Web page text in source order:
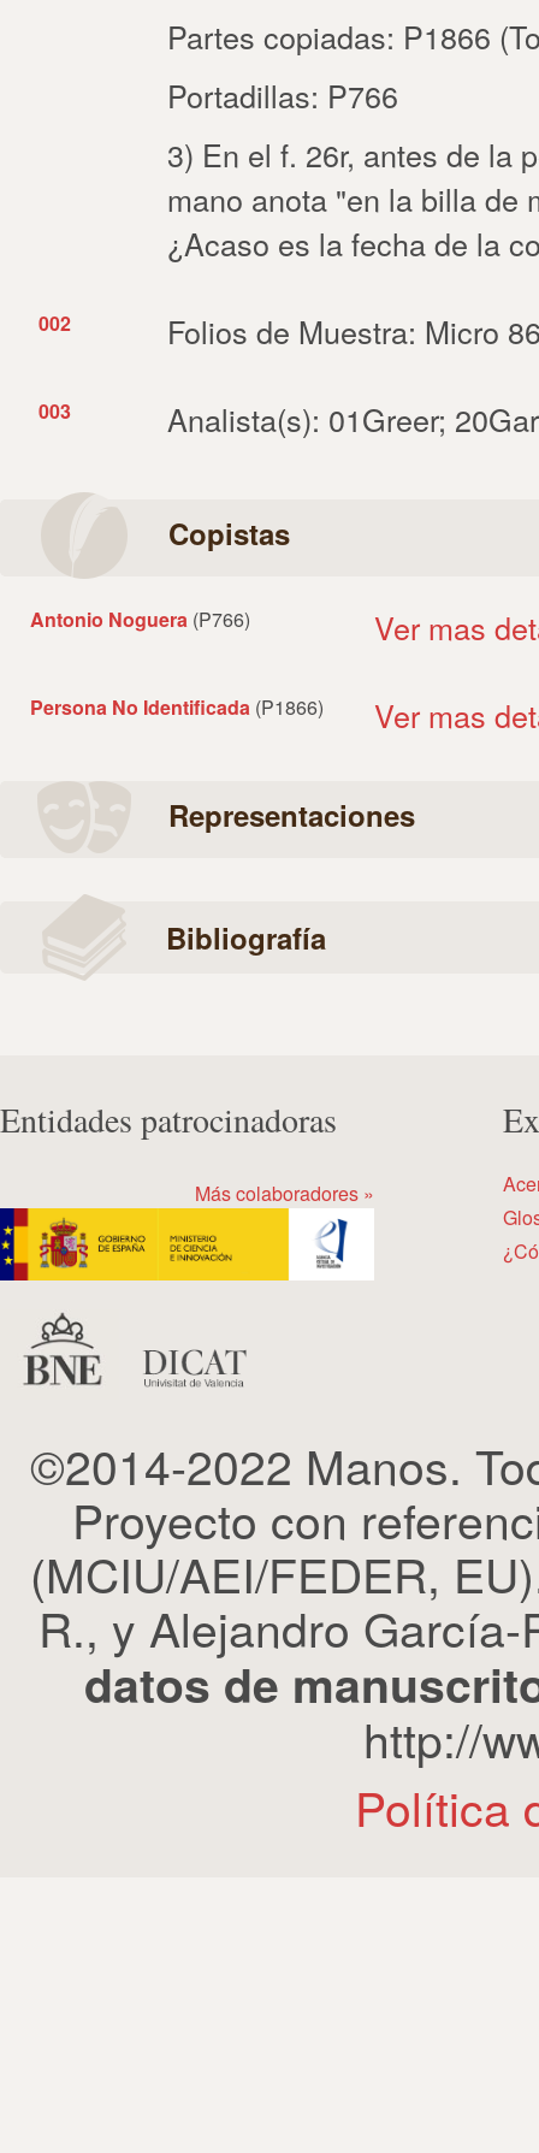
Partes copiadas: P1866
Portadillas: P766
3) En el f. 26r, antes de la
mano anota "en la billa de
¿Acaso es la fecha de la
002 Folios de Muestra: Micro
003 Analista(s): 01Greer;
Copistas
Antonio Noguera (P766) Ver mas
Persona No Identificada (P1866) Ver mas
Representaciones
Bibliografía
Entidades patrocinadoras
Más colaboradores »
©2014-2022 Manos.
Proyecto con
(MCIU/AEI/FEDER,
R., y Alejandro
datos de
http://
Política